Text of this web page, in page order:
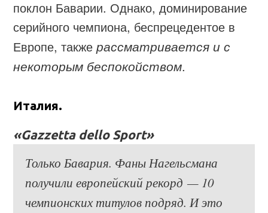
поклон Баварии. Однако, доминирование
серийного чемпиона, беспрецедентое в
Европе, такжерассматривается и с
некоторым беспокойством.
Италия.
«Gazzetta dello Sport»
Только Бавария. Фаны Нагельсмана
получили европейский рекорд — 10
чемпионских титулов подряд. И это